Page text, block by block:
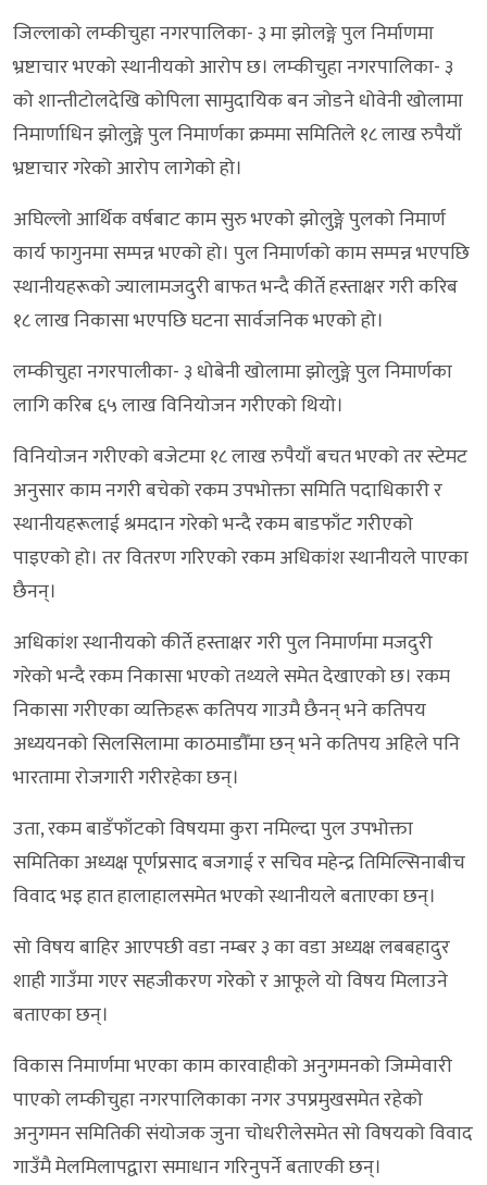
जिल्लाको लम्कीचुहा नगरपालिका- ३ मा झाेलङ्गे पुल निर्माणमा
भ्रष्टाचार भएको स्थानीयको आरोप छ। लम्कीचुहा नगरपालिका- ३
को शान्तीटोलदेखि कोपिला सामुदायिक बन जोडने धोवेनी खोलामा
निमार्णाधिन झोलुङ्गे पुल निमार्णका क्रममा समितिले १८ लाख रुपैयाँ
भ्रष्टाचार गरेको आरोप लागेको हो।
अघिल्लो आर्थिक वर्षबाट काम सुरु भएको झोलुङ्गे पुलको निमार्ण
कार्य फागुनमा सम्पन्न भएको हो। पुल निमार्णको काम सम्पन्न भएपछि
स्थानीयहरूको ज्यालामजदुरी बाफत भन्दै कीर्ते हस्ताक्षर गरी करिब
१८ लाख निकासा भएपछि घटना सार्वजनिक भएको हो।
लम्कीचुहा नगरपालीका- ३ धोबेनी खोलामा झोलुङ्गे पुल निमार्णका
लागि करिब ६५ लाख विनियोजन गरीएको थियो।
विनियाेजन गरीएको बजेटमा १८ लाख रुपैयाँ बचत भएको तर स्टेमट
अनुसार काम नगरी बचेको रकम उपभोक्ता समिति पदाधिकारी र
स्थानीयहरूलाई श्रमदान गरेको भन्दै रकम बाडफाँट गरीएको
पाइएको हो। तर वितरण गरिएको रकम अधिकांश स्थानीयले पाएका
छैनन्।
अधिकांश स्थानीयको कीर्ते हस्ताक्षर गरी पुल निमार्णमा मजदुरी
गरेको भन्दै रकम निकासा भएको तथ्यले समेत देखाएको छ। रकम
निकासा गरीएका व्यक्तिहरू कतिपय गाउमै छैनन् भने कतिपय
अध्ययनको सिलसिलामा काठमाडौँमा छन् भने कतिपय अहिले पनि
भारतामा रोजगारी गरीरहेका छन्।
उता, रकम बाडँफाँटको विषयमा कुरा नमिल्दा पुल उपभोक्ता
समितिका अध्यक्ष पूर्णप्रसाद बजगाई र सचिव महेन्द्र तिमिल्सिनाबीच
विवाद भइ हात हालाहाल‍समेत भएको स्थानीयले बताएका छन्।
सो विषय बाह‍िर आएपछी वडा नम्बर ३ का वडा अध्यक्ष लबबहादुर
शाही गाउँमा गएर सहजीकरण गरेको र आफूले यो विषय मिलाउने
बताएका छन्।
विकास निमार्णमा भएका काम कारवाहीको अनुगमनको जिम्मेवारी
पाएको लम्कीचुहा नगरपालिकाका नगर उपप्रमुखसमेत रहेको
अनुगमन समितिकी संयोजक जुना चोधरीलेसमेत सो विषयको विवाद
गाउँमै मेलमिलापद्वारा समाधान गरिनुपर्ने बताएकी छन्।